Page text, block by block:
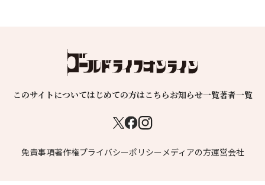
このサイトについてはじめての方はこちらお知らせ一覧著者一覧
免責事項著作権プライバシーポリシーメディアの方運営会社